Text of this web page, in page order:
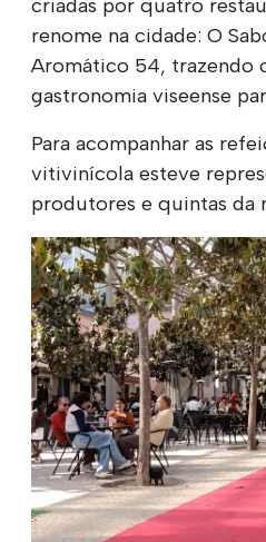
criadas por quatro
renome na cidade: O
Aromático 54, trazendo
gastronomia viseense
Para acompanhar as
vitivinícola esteve
produtores e quintas da